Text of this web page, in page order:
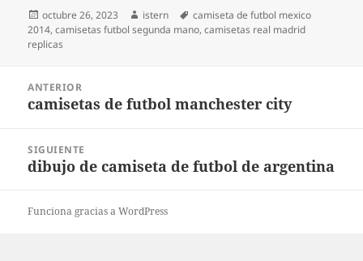
Publicado
el
octubre 26, 2023 Autor
istern Etiquetas
camiseta de futbol mexico
2014,camisetas futbol segunda mano,camisetas real madrid
replicas
entradas
ANTERIOR
Entrada
camisetas de futbol manchester city
SIGUIENTE
Entrada
dibujo de camiseta de futbol de argentina
Funciona gracias a WordPress